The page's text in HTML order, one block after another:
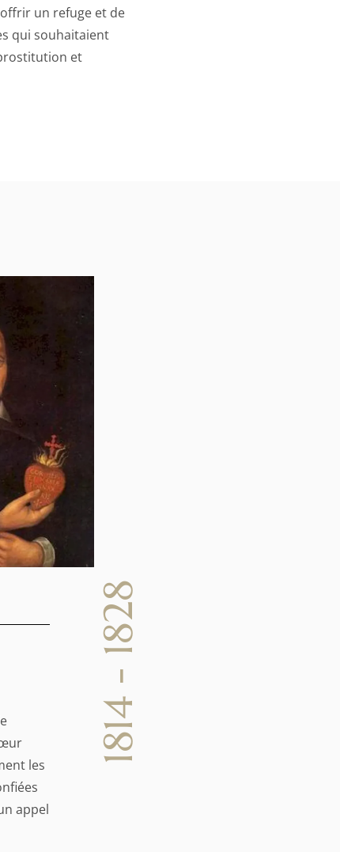
un refuge et de
qui souhaitaient
et
1814 - 1828
les
appel